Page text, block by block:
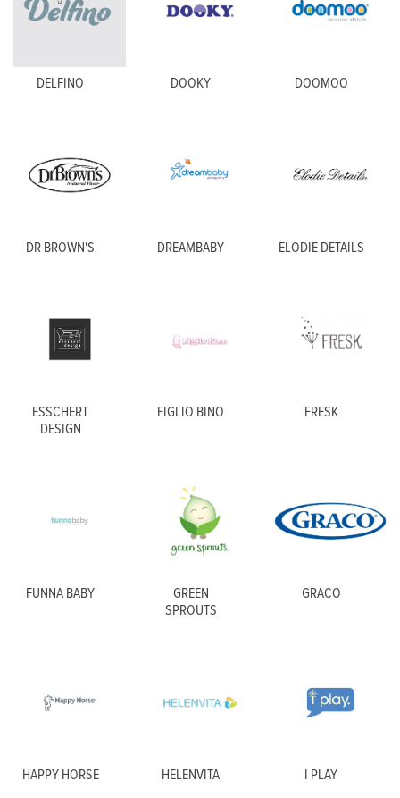
DELFINO DOOKY DOOMOO
DR BROWN'S DREAMBABY ELODIE DETAILS
ESSCHERT
DESIGN
FIGLIO BINO FRESK
FUNNA BABY
GREEN
SPROUTS
GRACO
HAPPY HORSE HELENVITA I PLAY